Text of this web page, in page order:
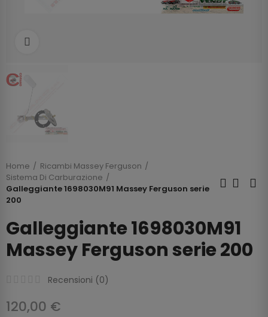
Home
Ricambi Massey Ferguson
Sistema Di Carburazione
Galleggiante 1698030M91 Massey Ferguson serie
200
Galleggiante 1698030M91
Massey Ferguson serie 200
Recensioni (0)
120,00 €